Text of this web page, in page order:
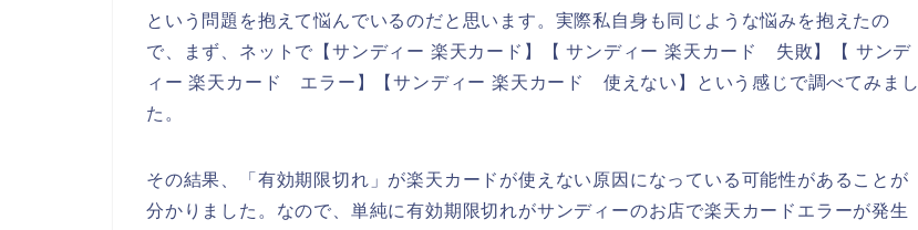
という問題を抱えて悩んでいるのだと思います。実際私自身も同じような悩みを抱えたの
で、まず、ネットで【サンディー 楽天カード】【 サンディー 楽天カード 失敗】【 サンデ
ィー 楽天カード エラー】【サンディー 楽天カード 使えない】という感じで調べてみまし
た。
その結果、「有効期限切れ」が楽天カードが使えない原因になっている可能性があることが
分かりました。なので、単純に有効期限切れがサンディーのお店で楽天カードエラーが発生